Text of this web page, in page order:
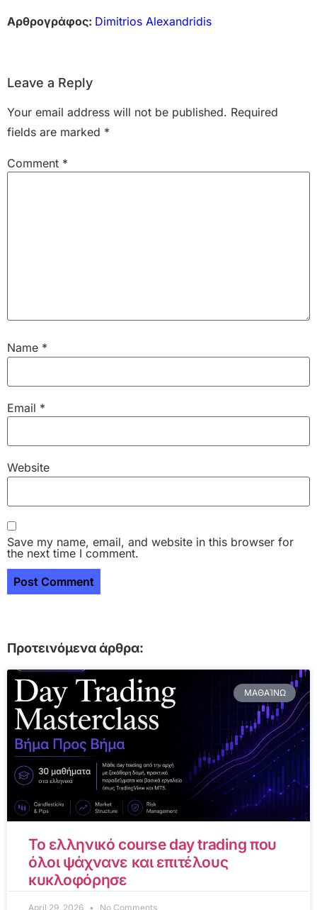
Αρθρογράφος: Dimitrios Alexandridis
Leave a Reply
Your email address will not be published. Required
fields are marked *
Comment *
Name *
Email *
Website
Save my name, email, and website in this browser for
the next time I comment.
Προτεινόμενα άρθρα:
ΜΑΘΑΊΝΩ
Το ελληνικό course day trading που
όλοι ψάχνανε και επιτέλους
κυκλοφόρησε
April 29, 2026 No Comments